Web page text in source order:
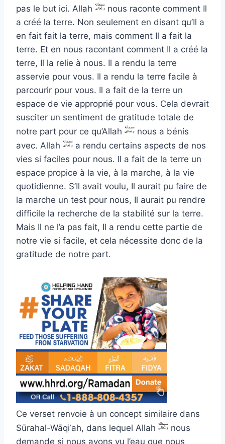
pas le but ici. Allah
nous raconte comment Il
a créé la terre. Non seulement en disant qu’Il a
en fait fait la terre, mais comment Il a fait la
terre. Et en nous racontant comment Il a créé la
terre, Il la relie à nous. Il a rendu la terre
asservie pour vous. Il a rendu la terre facile à
parcourir pour vous. Il a fait de la terre un
espace de vie approprié pour vous. Cela devrait
susciter un sentiment de gratitude totale de
notre part pour ce qu’Allah
nous a bénis
avec. Allah
a rendu certains aspects de nos
vies si faciles pour nous. Il a fait de la terre un
espace propice à la vie, à la marche, à la vie
quotidienne. S’Il avait voulu, Il aurait pu faire de
la marche un test pour nous, Il aurait pu rendre
difficile la recherche de la stabilité sur la terre.
Mais Il ne l’a pas fait, Il a rendu cette partie de
notre vie si facile, et cela nécessite donc de la
gratitude de notre part.
Ce verset renvoie à un concept similaire dans
Sūrahal-Wāqiʿah, dans lequel Allah
nous
demande si nous avons vu l’eau que nous